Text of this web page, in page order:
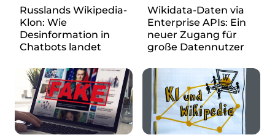
Russlands Wikipedia-
Klon: Wie
Desinformation in
Chatbots landet
Wikidata-Daten via
Enterprise APIs: Ein
neuer Zugang für
große Datennutzer